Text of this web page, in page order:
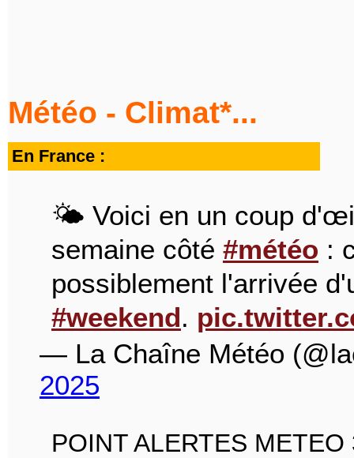
Météo - Climat*...
En France :
🌤️ Voici en un coup
semaine côté #météo :
possiblement l'arrivée
#weekend.
— La Chaîne Météo
2025
POINT ALERTES